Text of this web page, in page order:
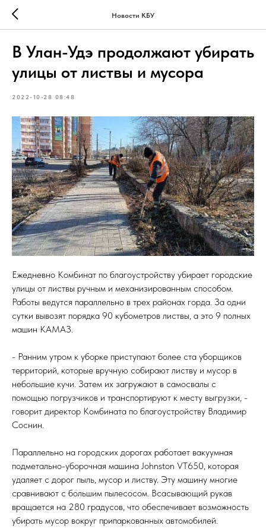
Новости КБУ
В Улан-Удэ продолжают убирать
улицы от листвы и мусора
2022-10-28 08:48
Ежедневно Комбинат по благоустройству убирает городские
улицы от листвы ручным и механизированным способом.
Работы ведутся параллельно в трех районах горда. За одни
сутки вывозят порядка 90 кубометров листвы, а это 9 полных
машин КАМАЗ.
- Ранним утром к уборке приступают более ста уборщиков
территорий, которые вручную собирают листву и мусор в
небольшие кучи. Затем их загружают в самосвалы с
помощью погрузчиков и транспортируют к месту выгрузки, -
говорит директор Комбината по благоустройству Владимир
Соснин.
Параллельно на городских дорогах работает вакуумная
подметально-уборочная машина Johnston VT650, которая
удаляет с дорог пыль, мусор и листву. Эту машину многие
сравнивают с большим пылесосом. Всасывающий рукав
вращается на 280 градусов, что обеспечивает возможность
убирать мусор вокруг припаркованных автомобилей.